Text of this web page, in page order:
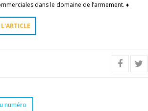
dans le domaine de l’armement. ♦
L'ARTICLE
numéro